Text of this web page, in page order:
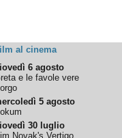
al cinema
6 agosto
e le favole vere
5 agosto
30 luglio
Novak's Vertigo